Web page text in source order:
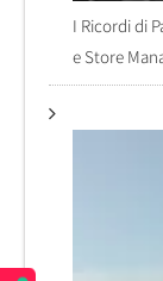
I Ricordi di
e Store